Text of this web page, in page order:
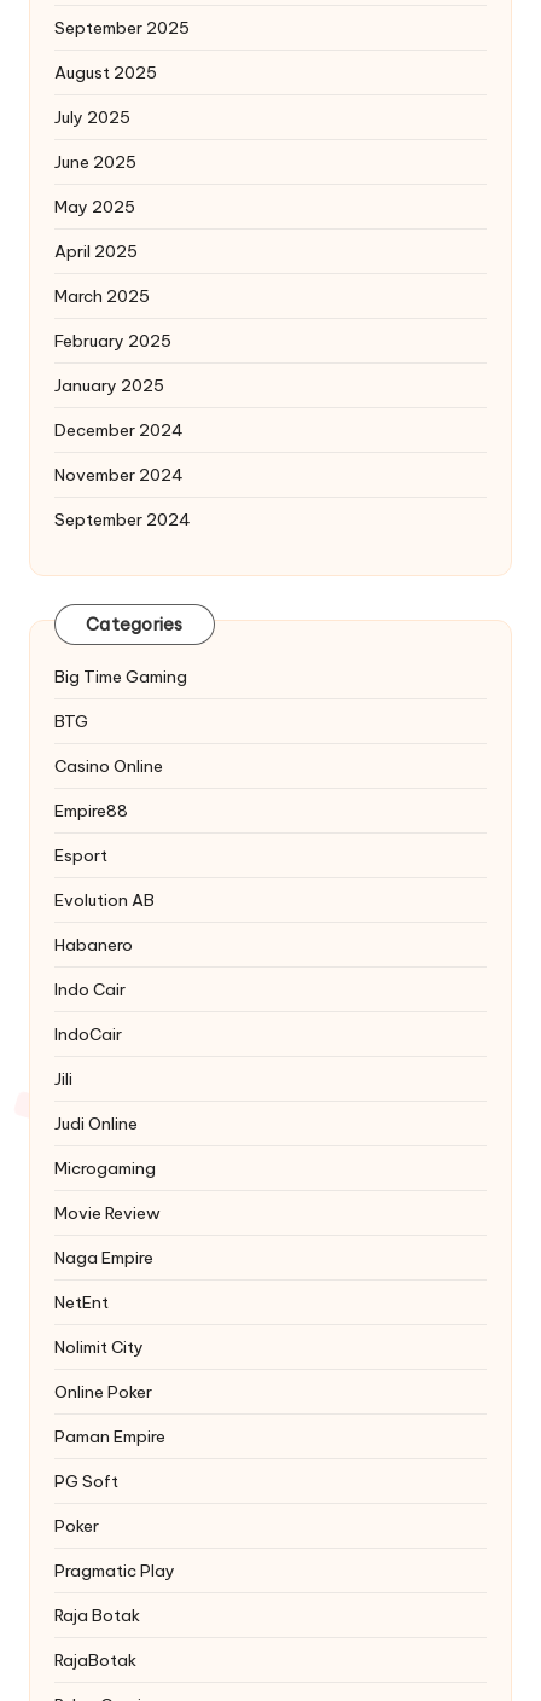
September 2025
August 2025
July 2025
June 2025
May 2025
April 2025
March 2025
February 2025
January 2025
December 2024
November 2024
September 2024
Categories
Big Time Gaming
BTG
Casino Online
Empire88
Esport
Evolution AB
Habanero
Indo Cair
IndoCair
Jili
Judi Online
Microgaming
Movie Review
Naga Empire
NetEnt
Nolimit City
Online Poker
Paman Empire
PG Soft
Poker
Pragmatic Play
Raja Botak
RajaBotak